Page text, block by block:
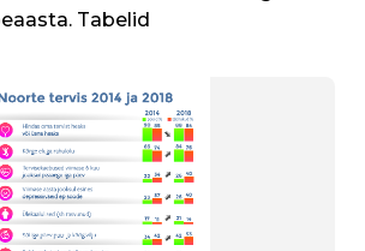
Tabelid